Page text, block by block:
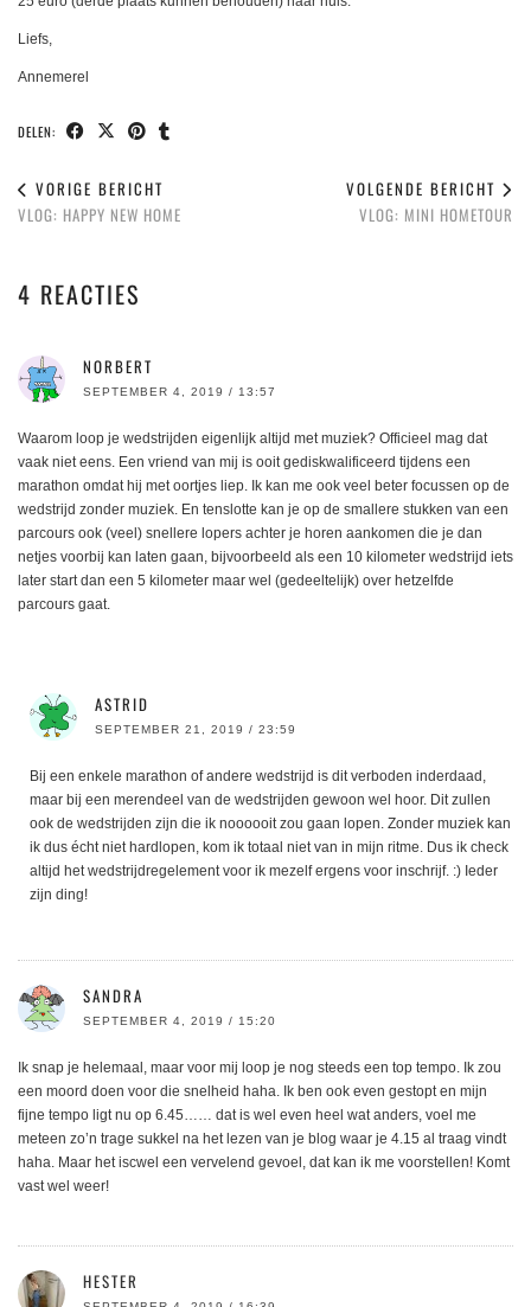
Liefs,
Annemerel
DELEN:
VORIGE BERICHT
VLOG: HAPPY NEW HOME
VOLGENDE BERICHT
VLOG: MINI HOMETOUR
4 REACTIES
NORBERT
SEPTEMBER 4, 2019 / 13:57
Waarom loop je wedstrijden eigenlijk altijd met muziek? Officieel mag dat
vaak niet eens. Een vriend van mij is ooit gediskwalificeerd tijdens een
marathon omdat hij met oortjes liep. Ik kan me ook veel beter focussen op de
wedstrijd zonder muziek. En tenslotte kan je op de smallere stukken van een
parcours ook (veel) snellere lopers achter je horen aankomen die je dan
netjes voorbij kan laten gaan, bijvoorbeeld als een 10 kilometer wedstrijd iets
later start dan een 5 kilometer maar wel (gedeeltelijk) over hetzelfde
parcours gaat.
ASTRID
SEPTEMBER 21, 2019 / 23:59
Bij een enkele marathon of andere wedstrijd is dit verboden inderdaad,
maar bij een merendeel van de wedstrijden gewoon wel hoor. Dit zullen
ook de wedstrijden zijn die ik noooooit zou gaan lopen. Zonder muziek kan
ik dus écht niet hardlopen, kom ik totaal niet van in mijn ritme. Dus ik check
altijd het wedstrijdregelement voor ik mezelf ergens voor inschrijf. :) Ieder
zijn ding!
SANDRA
SEPTEMBER 4, 2019 / 15:20
Ik snap je helemaal, maar voor mij loop je nog steeds een top tempo. Ik zou
een moord doen voor die snelheid haha. Ik ben ook even gestopt en mijn
fijne tempo ligt nu op 6.45…… dat is wel even heel wat anders, voel me
meteen zo’n trage sukkel na het lezen van je blog waar je 4.15 al traag vindt
haha. Maar het iscwel een vervelend gevoel, dat kan ik me voorstellen! Komt
vast wel weer!
HESTER